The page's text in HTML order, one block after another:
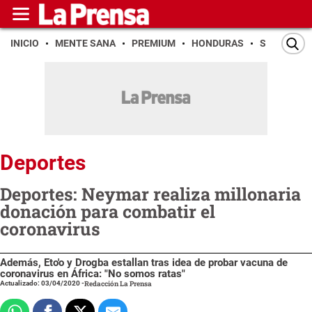
INICIO MENTE SANA PREMIUM HONDURAS SAN PEDRO
Deportes
Deportes: Neymar realiza millonaria
donación para combatir el
coronavirus
Además, Eto'o y Drogba estallan tras idea de probar vacuna de
coronavirus en África: "No somos ratas"
Actualizado: 03/04/2020-Redacción La Prensa